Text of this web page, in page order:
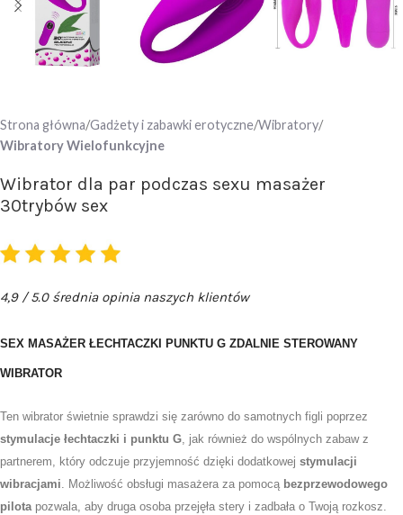
Strona główna Gadżety i zabawki erotyczne Wibratory
Wibratory Wielofunkcyjne
Wibrator dla par podczas sexu masażer
30trybów sex
4,9 / 5.0 średnia opinia naszych klientów
SEX MASAŻER ŁECHTACZKI PUNKTU G ZDALNIE STEROWANY
WIBRATOR
Ten wibrator świetnie sprawdzi się zarówno do samotnych figli poprzez
stymulacje łechtaczki i punktu G, jak również do wspólnych zabaw z
partnerem, który odczuje przyjemność dzięki dodatkowej stymulacji
wibracjami. Możliwość obsługi masażera za pomocą bezprzewodowego
pilotapozwala, aby druga osoba przejęła stery i zadbała o Twoją rozkosz.